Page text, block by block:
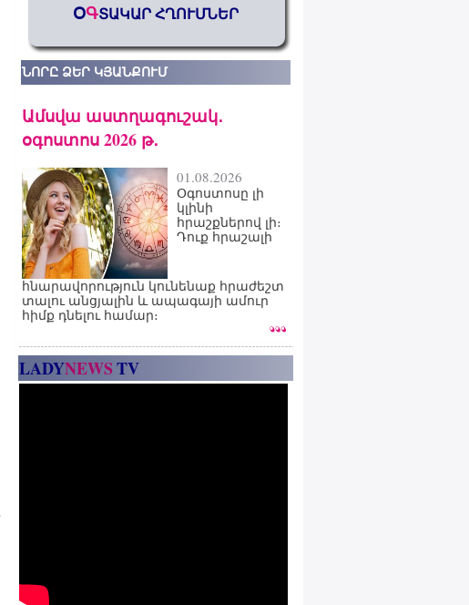
ՕԳՏԱԿԱՐ ՀՂՈՒՄՆԵՐ
ՆՈՐԸ ՁԵՐ ԿՅԱՆՔՈՒՄ
Ամսվա աստղագուշակ․
օգոստոս 2026 թ․
01.08.2026
Օգոստոսը լի
կլինի
հրաշքներով լի։
Դուք հրաշալի
հնարավորություն կունենաք հրաժեշտ
տալու անցյալին և ապագայի ամուր
հիմք դնելու համար։
LADYNEWSTV